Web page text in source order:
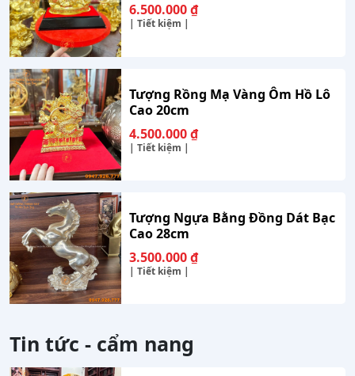
6.500.000₫
| Tiết kiệm |
Tượng Rồng Mạ Vàng Ôm Hồ Lô
Cao 20cm
4.500.000₫
| Tiết kiệm |
Tượng Ngựa Bằng Đồng Dát Bạc
Cao 28cm
3.500.000₫
| Tiết kiệm |
Tin tức - cẩm nang